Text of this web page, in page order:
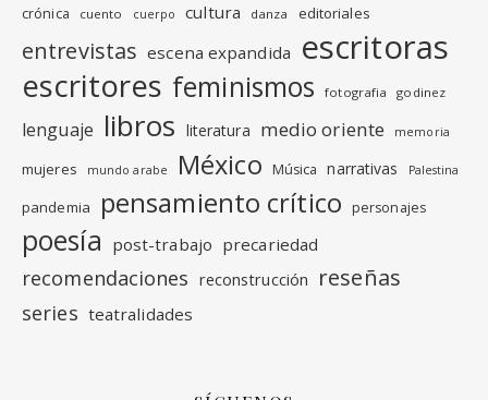
crónica cuento cuerpo cultura danza editoriales
entrevistas escena expandida escritoras
escritores feminismos fotografia godinez
lenguaje libros literatura medio oriente memoria
mujeres mundo arabe México Música narrativas Palestina
pandemia pensamiento crítico personajes
poesía post-trabajo precariedad
recomendaciones reconstrucción reseñas
series teatralidades